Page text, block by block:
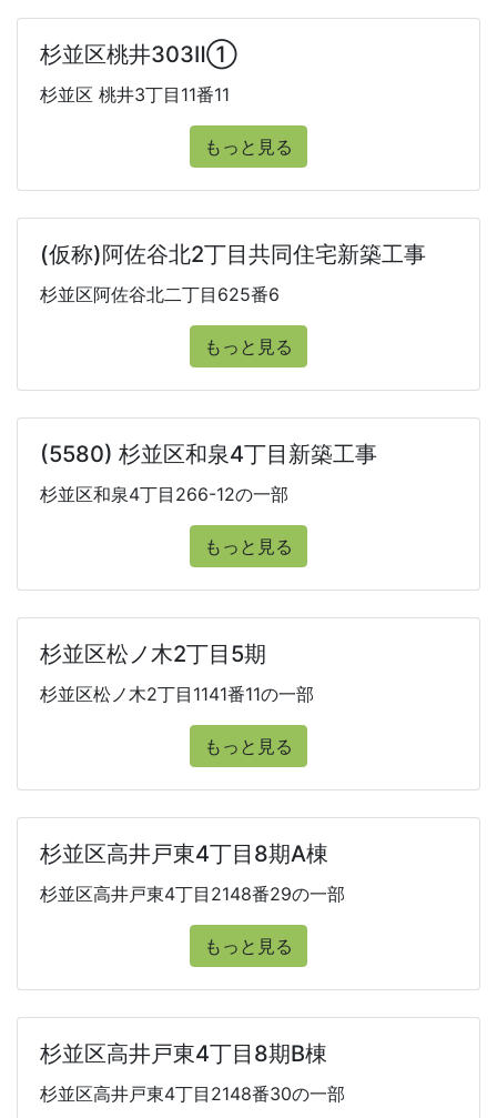
杉並区桃井303Ⅱ①
杉並区 桃井3丁目11番11
もっと見る
(仮称)阿佐谷北2丁目共同住宅新築工事
杉並区阿佐谷北二丁目625番6
もっと見る
(5580) 杉並区和泉4丁目新築工事
杉並区和泉4丁目266-12の一部
もっと見る
杉並区松ノ木2丁目5期
杉並区松ノ木2丁目1141番11の一部
もっと見る
杉並区高井戸東4丁目8期A棟
杉並区高井戸東4丁目2148番29の一部
もっと見る
杉並区高井戸東4丁目8期B棟
杉並区高井戸東4丁目2148番30の一部